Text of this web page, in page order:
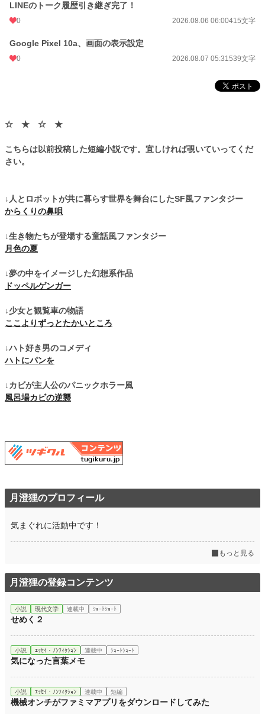
LINEのトーク履歴引き継ぎ完了！
0 2026.08.06 06:00415文字
Google Pixel 10a、画面の表示設定
0 2026.08.07 05:31539文字
☆ ★ ☆ ★
こちらは以前投稿した短編小説です。宜しければ覗いていってくだ
さい。
↓人とロボットが共に暮らす世界を舞台にしたSF風ファンタジー
からくりの鼻唄
↓生き物たちが登場する童話風ファンタジー
月色の夏
↓夢の中をイメージした幻想系作品
ドッペルゲンガー
↓少女と観覧車の物語
ここよりずっとたかいところ
↓ハト好き男のコメディ
ハトにパンを
↓カビが主人公のパニックホラー風
風呂場カビの逆襲
月澄狸のプロフィール
気まぐれに活動中です！
もっと見る
月澄狸の登録コンテンツ
小説 現代文学 連載中 ｼｮｰﾄｼｮｰﾄ
せめく２
小説 ｴｯｾｲ・ﾉﾝﾌｨｸｼｮﾝ 連載中 ｼｮｰﾄｼｮｰﾄ
気になった言葉メモ
小説 ｴｯｾｲ・ﾉﾝﾌｨｸｼｮﾝ 連載中 短編
機械オンチがファミマアプリをダウンロードしてみた